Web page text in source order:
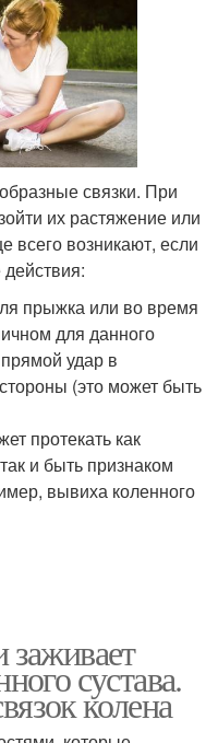
связки. При
их растяжение или
всего возникают, если
прыжка или во время
для данного
удар в
(это может быть
протекать как
и быть признаком
вывиха коленного
заживает
сустава.
колена